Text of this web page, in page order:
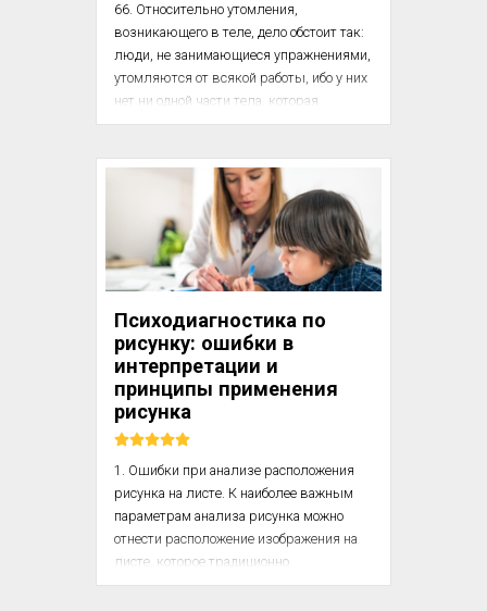
66. Относительно утомления,
возникающего в теле, дело обстоит так:
люди, не занимающиеся упражнениями,
утомляются от всякой работы, ибо у них
нет ни одной части тела, которая
усиленно упражнялась бы для какого-
утомляется от непривычных работ, а
также и от обычных упражнений, когда
их доводят до крайности. Таковы виды
утомления.
Действует же утомление так: люди
телом, согреваются при работе и
испытывают значительное
растворение, причем то, что удалено
потом или дыханием, причиняет
страдание тол...
Психодиагностика по
рисунку: ошибки в
интерпретации и
принципы применения
рисунка
1. Ошибки при анализе расположения
рисунка на листе. К наиболее важным
параметрам анализа рисунка можно
отнести расположение изображения на
листе, которое традиционно
интерпретируется в терминах